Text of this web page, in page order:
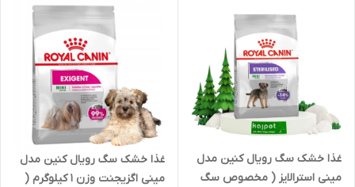
غذا خشک سگ رویال کنین مدل
مینی استرالایز ( مخصوص سگ
غذا خشک سگ رویال کنین مدل
مینی اگزیجنت وزن 1 کیلوگرم (